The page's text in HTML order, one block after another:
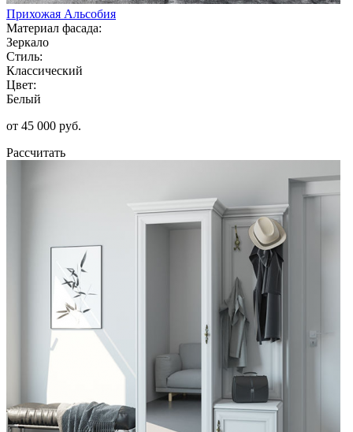
Прихожая Альсобия
Материал фасада:
Зеркало
Стиль:
Классический
Цвет:
Белый
от 45 000 руб.
Рассчитать